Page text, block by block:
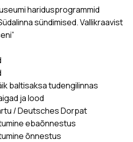
haridusprogrammid
sündimised. Vallikraavist
baltisaksa tudengilinnas
ja lood
/ Deutsches Dorpat
ebaõnnestus
õnnestus